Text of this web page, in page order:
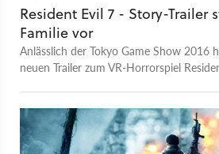
Resident Evil 7 - Story-Trailer
Familie vor
Anlässlich der Tokyo Game Show 2016
neuen Trailer zum VR-Horrorspiel
unappetitliches Dinner serviert. Statt
Bakers nun die größte Gefahrenquelle
deren weitläufiges Anwesen in Louisiana